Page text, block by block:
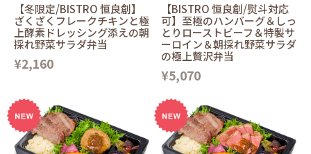
【冬限定/BISTRO 恒良創】
ざくざくフレークチキンと極
上酵素ドレッシング添えの朝
採れ野菜サラダ弁当
¥2,160
【BISTRO 恒良創/熨斗対応
可】至極のハンバーグ＆しっ
とりローストビーフ＆特製サ
ーロイン＆朝採れ野菜サラダ
の極上贅沢弁当
¥5,070